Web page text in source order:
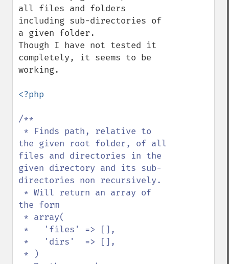
all files and folders
including sub-directories of
a given folder.
Though I have not tested it
completely, it seems to be
working.
<?php
/**
the given root folder, of all
files and directories in the
given directory and its sub-
directories non recursively.
the form